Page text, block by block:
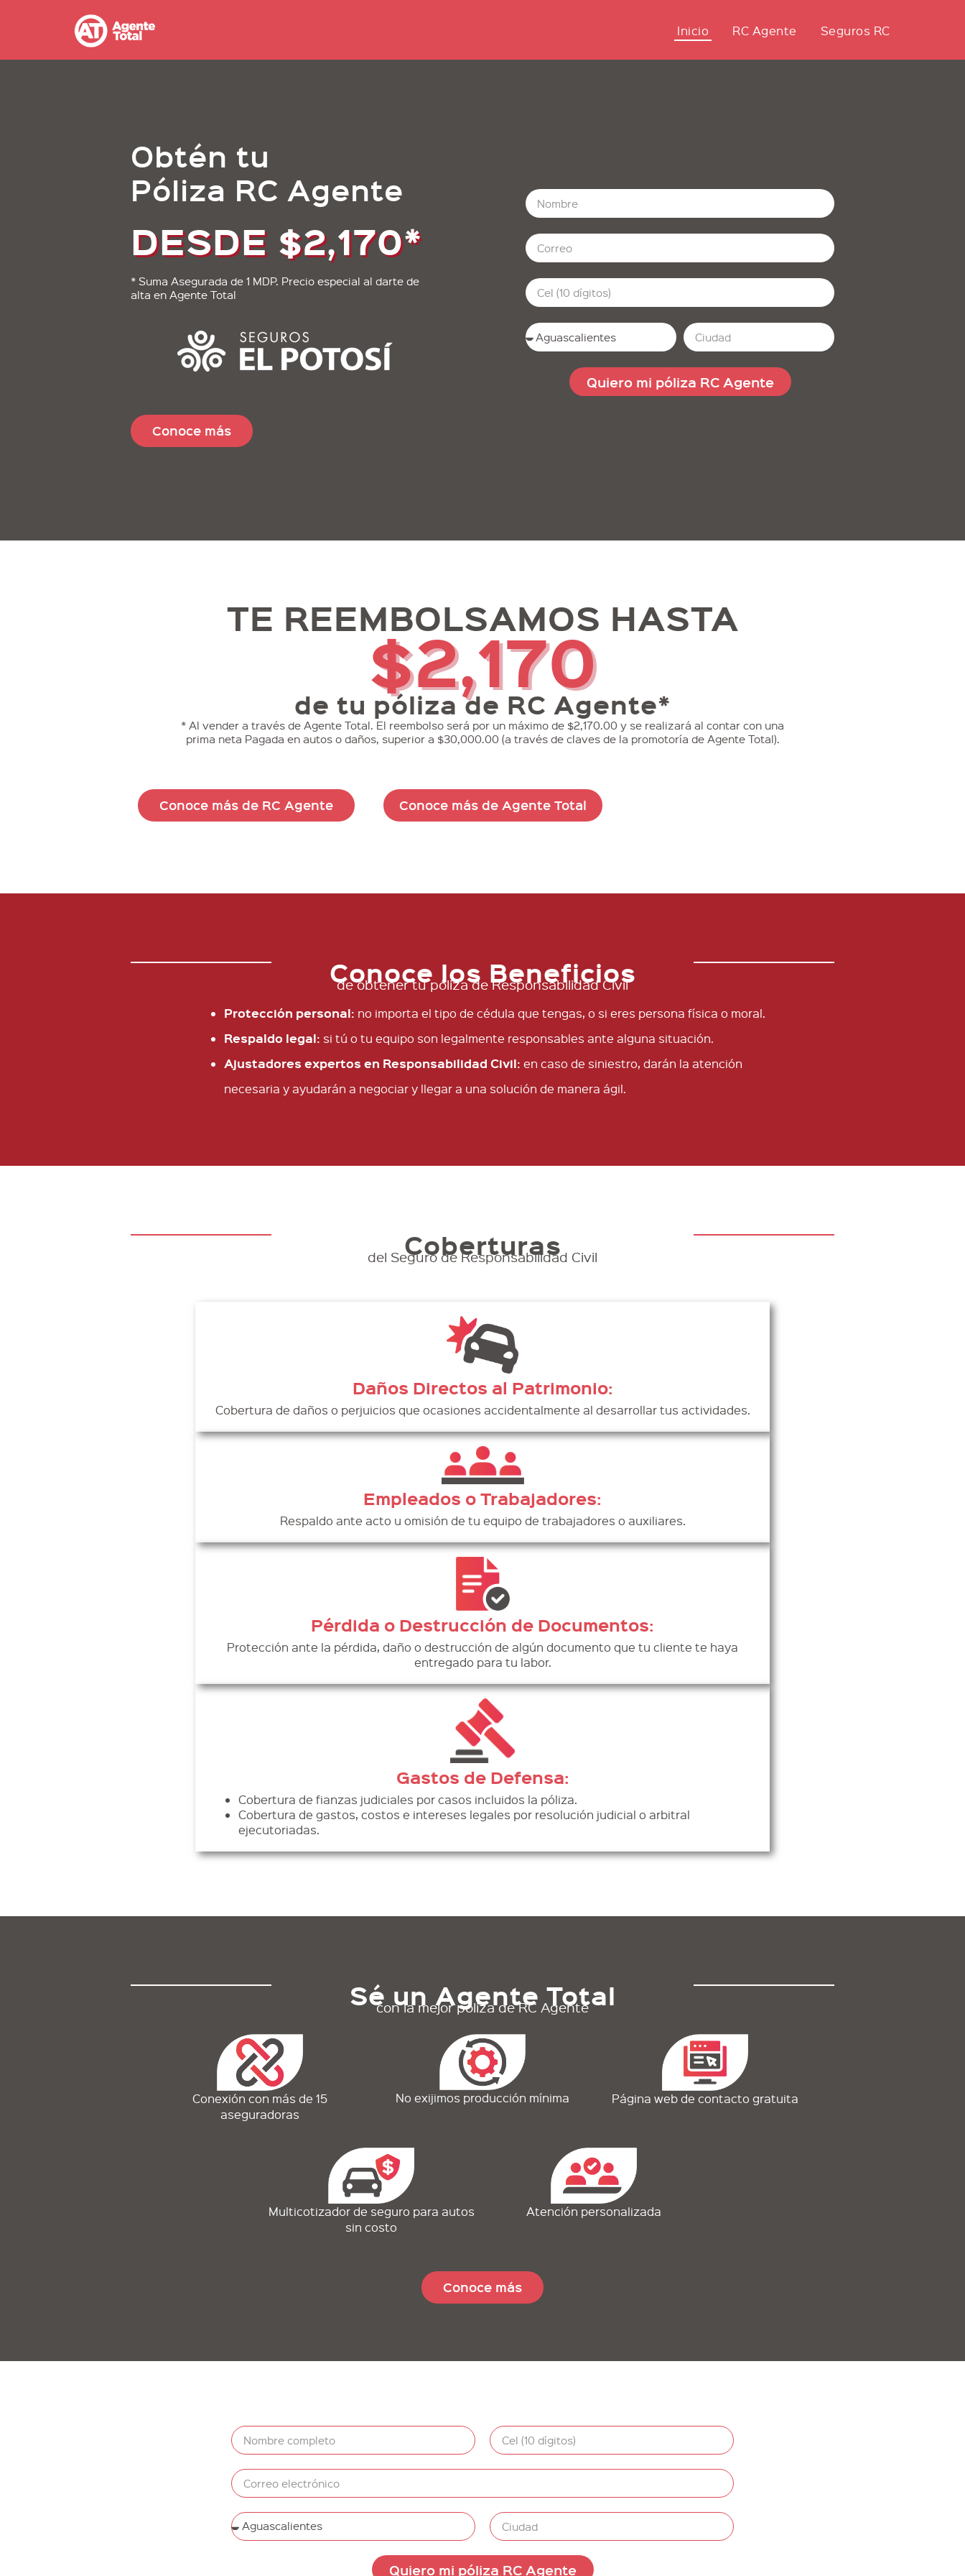
Inicio RC Agente Seguros RC
Obtén tu
Póliza RC Agente
DESDE $2,170*
* Suma Asegurada de 1 MDP. Precio especial al darte de
alta en Agente Total
Conoce más
Quiero mi póliza RC Agente
TE REEMBOLSAMOS HASTA
$2,170
de tu póliza de RC Agente*
* Al vender a través de Agente Total. El reembolso será por un máximo de $2,170.00 y se realizará al contar con una
prima neta Pagada en autos o daños, superior a $30,000.00 (a través de claves de la promotoría de Agente Total).
Conoce más de RC Agente Conoce más de Agente Total
Conoce los Beneficios
de obtener tu póliza de Responsabilidad Civil
Protección personal: no importa el tipo de cédula que tengas, o si eres persona física o moral.
Respaldo legal: si tú o tu equipo son legalmente responsables ante alguna situación.
Ajustadores expertos en Responsabilidad Civil: en caso de siniestro, darán la atención
necesaria y ayudarán a negociar y llegar a una solución de manera ágil.
Coberturas
del Seguro de Responsabilidad Civil
Daños Directos al Patrimonio:
Cobertura de daños o perjuicios que ocasiones accidentalmente al desarrollar tus actividades.
Empleados o Trabajadores:
Respaldo ante acto u omisión de tu equipo de trabajadores o auxiliares.
Pérdida o Destrucción de Documentos:
Protección ante la pérdida, daño o destrucción de algún documento que tu cliente te haya
entregado para tu labor.
Gastos de Defensa:
Cobertura de fianzas judiciales por casos incluidos la póliza.
Cobertura de gastos, costos e intereses legales por resolución judicial o arbitral
ejecutoriadas.
Sé un Agente Total
con la mejor póliza de RC Agente
Conexión con más de 15
aseguradoras
No exijimos producción mínima Página web de contacto gratuita
Multicotizador de seguro para autos
sin costo
Atención personalizada
Conoce más
Quiero mi póliza RC Agente